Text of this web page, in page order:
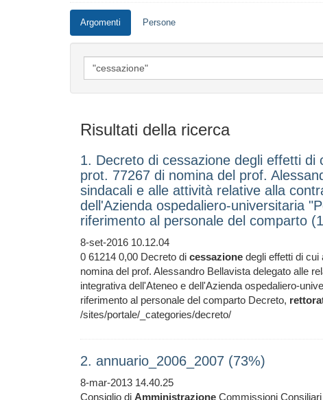
Argomenti Persone
Risultati della ricerca
1. Decreto di cessazione degli effetti
prot. 77267 di nomina del prof.
sindacali e alle attività relative alla
dell'Azienda ospedaliero-universitaria
riferimento al personale del comparto
8-set-2016 10.12.04
0 61214 0,00 Decreto di cessazione degli effetti di cui
nomina del prof. Alessandro Bellavista delegato alle
integrativa dell'Ateneo e dell'Azienda ospedaliero-
riferimento al personale del comparto Decreto,
/sites/portale/_categories/decreto/
2. annuario_2006_2007 (73%)
8-mar-2013 14.40.25
Consiglio di Amministrazione Commissioni